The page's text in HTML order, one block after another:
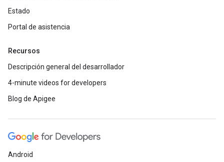
Estado
Portal de asistencia
Recursos
Descripción general del desarrollador
4-minute videos for developers
Blog de Apigee
Android